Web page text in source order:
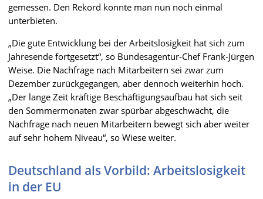
gemessen. Den Rekord konnte man nun noch einmal
unterbieten.
„Die gute Entwicklung bei der Arbeitslosigkeit hat sich zum
Jahresende fortgesetzt“, so Bundesagentur-Chef Frank-Jürgen
Weise. Die Nachfrage nach Mitarbeitern sei zwar zum
Dezember zurückgegangen, aber dennoch weiterhin hoch.
„Der lange Zeit kräftige Beschäftigungsaufbau hat sich seit
den Sommermonaten zwar spürbar abgeschwächt, die
Nachfrage nach neuen Mitarbeitern bewegt sich aber weiter
auf sehr hohem Niveau“, so Wiese weiter.
Deutschland als Vorbild: Arbeitslosigkeit
in der EU